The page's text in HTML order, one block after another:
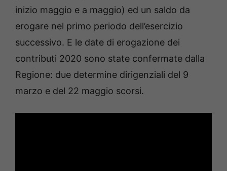
inizio maggio e a maggio) ed un saldo da
erogare nel primo periodo dell’esercizio
successivo. E le date di erogazione dei
contributi 2020 sono state confermate dalla
Regione: due determine dirigenziali del 9
marzo e del 22 maggio scorsi.